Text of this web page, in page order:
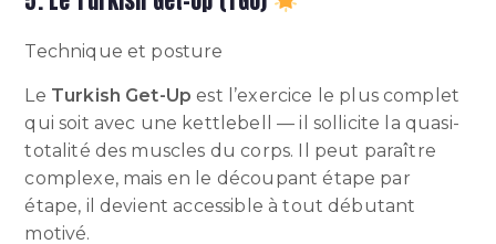
Technique et posture
Le Turkish Get-Up est l’exercice le plus complet
qui soit avec une kettlebell — il sollicite la quasi-
totalité des muscles du corps. Il peut paraître
complexe, mais en le découpant étape par
étape, il devient accessible à tout débutant
motivé.